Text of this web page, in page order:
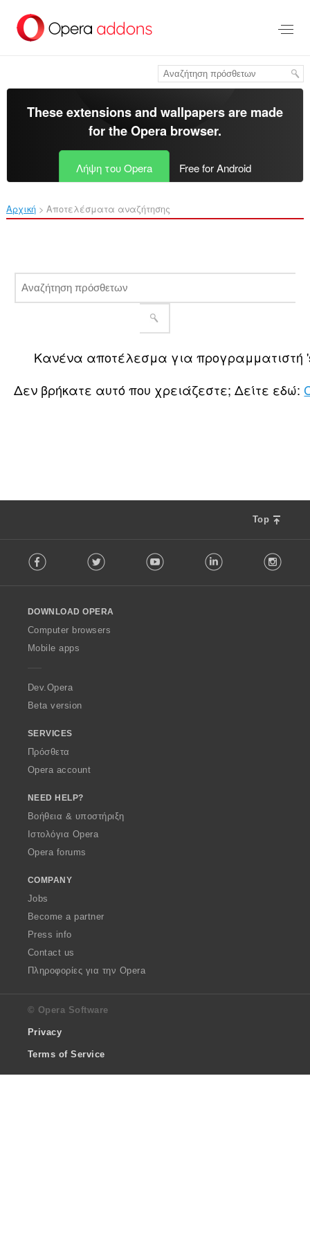
στο
κύριο
These extensions and wallpapers are made
for theOpera browser.
Λήψη του Opera Free for Android
Αρχική Αποτελέσματα αναζήτησης
Κανένα αποτέλεσμα για προγραμματιστή
Δεν βρήκατε αυτό που χρειάζεστε; Δείτε εδώ:
Top
o
w
O
p
a
Facebook Twitter Youtube LinkedIn
DOWNLOAD OPERA
Computer browsers
Mobile apps
Dev.Opera
Beta version
SERVICES
Πρόσθετα
Opera account
NEED HELP?
Βοήθεια & υποστήριξη
Ιστολόγια Opera
Opera forums
COMPANY
Jobs
Become a partner
Press info
Contact us
Πληροφορίες για την Opera
© Opera Software
Privacy
Terms of Service